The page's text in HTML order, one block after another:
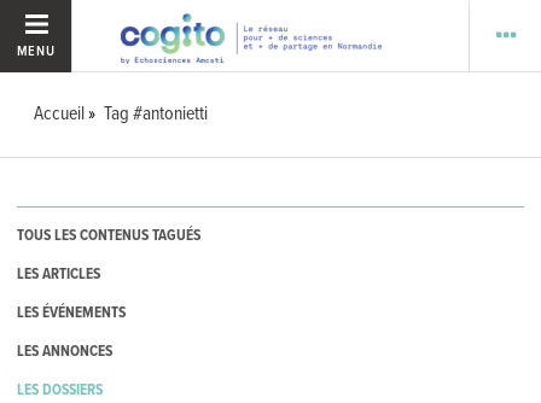
MENU
Accueil Tag #antonietti
TOUS LES CONTENUS TAGUÉS
LES ARTICLES
LES ÉVÉNEMENTS
LES ANNONCES
LES DOSSIERS